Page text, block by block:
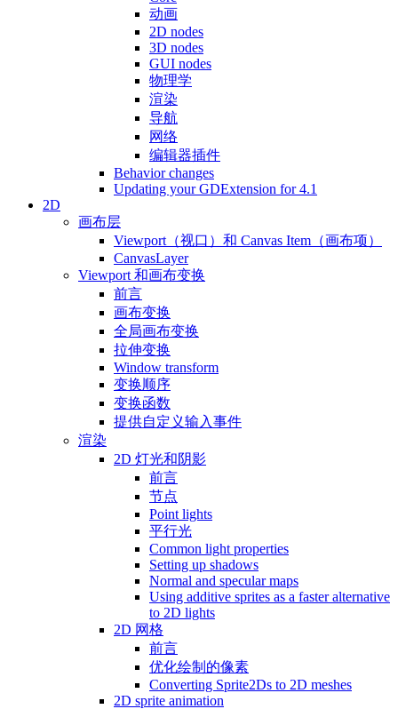
动画
2D nodes
3D nodes
GUI nodes
物理学
渲染
导航
网络
编辑器插件
Behavior changes
Updating your GDExtension for 4.1
2D
画布层
Viewport（视口）和 Canvas Item（画布项）
CanvasLayer
Viewport 和画布变换
前言
画布变换
全局画布变换
拉伸变换
Window transform
变换顺序
变换函数
提供自定义输入事件
渲染
2D 灯光和阴影
前言
节点
Point lights
平行光
Common light properties
Setting up shadows
Normal and specular maps
Using additive sprites as a faster alternative
to 2D lights
2D 网格
前言
优化绘制的像素
Converting Sprite2Ds to 2D meshes
2D sprite animation